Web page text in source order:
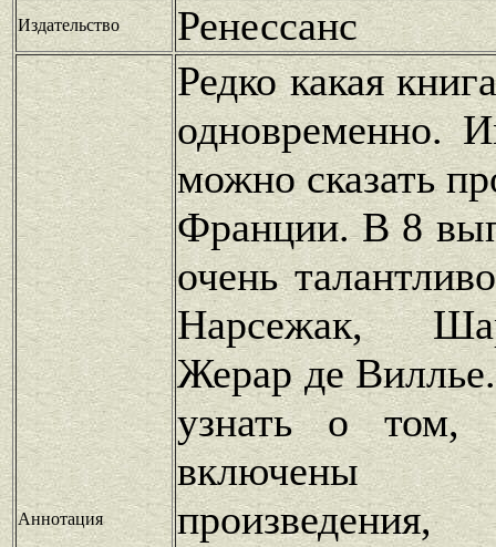
Издательство Ренессанс
Аннотация
Редко какая
одновременно.
можно сказать
Франции. В 8
очень
Нарсежак,
Жерар де
узнать о том,
включены